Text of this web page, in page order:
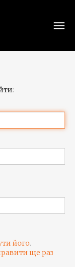
його.
ще раз